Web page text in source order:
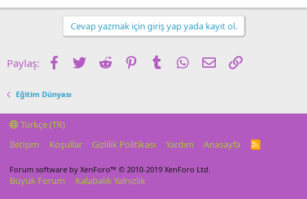
Cevap yazmak için giriş yap yada kayıt ol.
Paylaş: Facebook
TwitterReddit PinterestTumblrWhatsApp
E-postaLink
Eğitim Dünyası
Türkçe (TR)
İletişim
Koşullar Gizlilik Politikası Yardım Anasayfa
R
Forum software by XenForo™ © 2010-2019 XenForo Ltd.
Büyük Forum Kalabalık Yalnızlık